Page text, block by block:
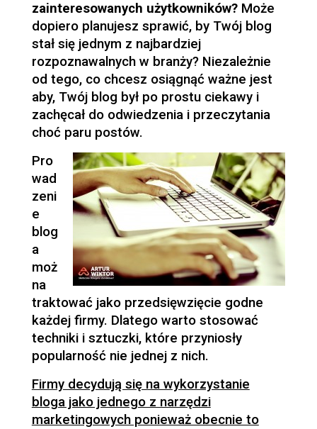
zainteresowanych użytkowników?Może
dopiero planujesz sprawić, by Twój blog
stał się jednym z najbardziej
rozpoznawalnych w branży? Niezależnie
od tego, co chcesz osiągnąć ważne jest
aby, Twój blog był po prostu ciekawy i
zachęcał do odwiedzenia i przeczytania
choć paru postów.
Pro
wad
zeni
e
blog
a
moż
na
traktować jako przedsięwzięcie godne
każdej firmy. Dlatego warto stosować
techniki i sztuczki, które przyniosły
popularność nie jednej z nich.
Firmy decydują się na wykorzystanie
bloga jako jednego z narzędzi
marketingowych ponieważ obecnie to